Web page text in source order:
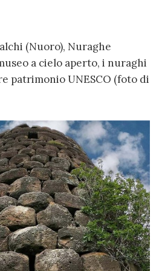
(Nuoro), Nuraghe
a cielo aperto, i nuraghi
patrimonio UNESCO (foto di